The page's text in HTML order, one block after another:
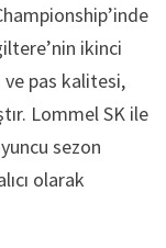
ikinci
pas kalitesi,
Lommel SK ile
sezon
olarak